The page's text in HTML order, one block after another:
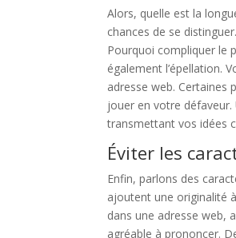
Alors, quelle est la
chances de se
Pourquoi compliquer le
également l’épellation.
adresse web. Certaines
jouer en votre
transmettant vos idées
Éviter les
Enfin, parlons des
ajoutent une originalité
dans une adresse web,
agréable à prononcer.